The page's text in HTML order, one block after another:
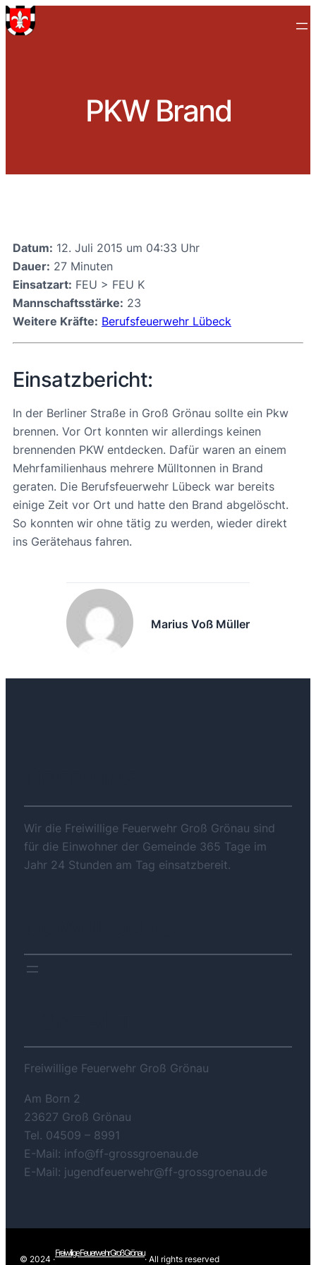
PKW Brand
Datum: 12. Juli 2015 um 04:33 Uhr
Dauer: 27 Minuten
Einsatzart: FEU > FEU K
Mannschaftsstärke: 23
Weitere Kräfte: Berufsfeuerwehr Lübeck
Einsatzbericht:
In der Berliner Straße in Groß Grönau sollte ein Pkw
brennen. Vor Ort konnten wir allerdings keinen
brennenden PKW entdecken. Dafür waren an einem
Mehrfamilienhaus mehrere Mülltonnen in Brand
geraten. Die Berufsfeuerwehr Lübeck war bereits
einige Zeit vor Ort und hatte den Brand abgelöscht.
So konnten wir ohne tätig zu werden, wieder direkt
ins Gerätehaus fahren.
Marius Voß Müller
Wir die Freiwillige Feuerwehr Groß Grönau sind
für die Einwohner der Gemeinde 365 Tage im
Jahr 24 Stunden am Tag einsatzbereit.
Freiwillige Feuerwehr Groß Grönau
Am Born 2
23627 Groß Grönau
Tel. 04509 – 8991
E-Mail: info@ff-grossgroenau.de
E-Mail: jugendfeuerwehr@ff-grossgroenau.de
© 2024 ·
Freiwilige Feuerwehr Groß Grönau
· All rights reserved